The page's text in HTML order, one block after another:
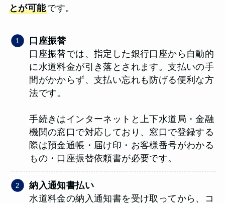
とが可能です。
口座振替
口座振替では、指定した銀行口座から自動的
に水道料金が引き落とされます。支払いの手
間がかからず、支払い忘れも防げる便利な方
法です。
手続きはインターネットと上下水道局・金融
機関の窓口で対応しており、窓口で登録する
際は預⾦通帳・届け印・お客様番号がわかる
もの・口座振替依頼書が必要です。
納入通知書払い
水道料金の納入通知書を受け取ってから、コ